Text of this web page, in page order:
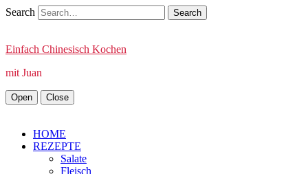
Search
Einfach Chinesisch Kochen
mit Juan
Open Close
HOME
REZEPTE
Salate
Fleisch